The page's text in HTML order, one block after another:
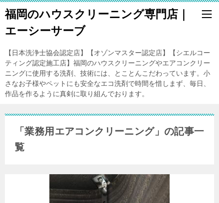
福岡のハウスクリーニング専門店｜
エーシーサーブ
【日本洗浄士協会認定店】【オゾンマスター認定店】【シエルコー
ティング認定施工店】福岡のハウスクリーニングやエアコンクリー
ニングに使用する洗剤、技術には、とことんこだわっています。小
さなお子様やペットにも安全なエコ洗剤で時間を惜しまず、毎日、
作品を作るように真剣に取り組んでおります。
「業務用エアコンクリーニング」の記事一
覧